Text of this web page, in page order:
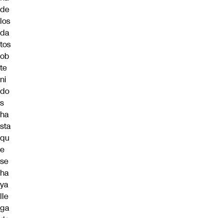
de
los
da
tos
ob
te
ni
do
s
ha
sta
qu
e
se
ha
ya
lle
ga